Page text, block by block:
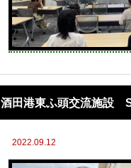
酒田港東ふ頭交流施設
2022.09.12